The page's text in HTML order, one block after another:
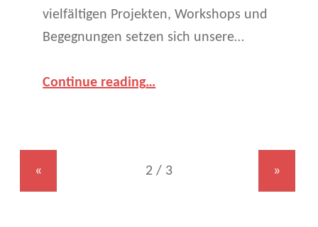
vielfältigen Projekten, Workshops und
Begegnungen setzen sich unsere…
Continue reading“Europa (er)leben – EU-Wochen an unserer Schule”
…
« »